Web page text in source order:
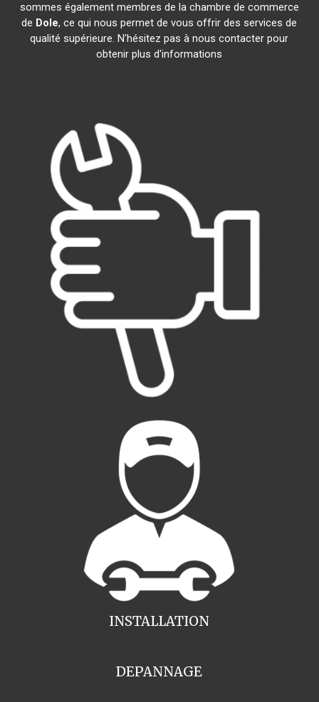
sommes également membres de la chambre de commerce
de Dole, ce qui nous permet de vous offrir des services de
qualité supérieure. N'hésitez pas à nous contacter pour
obtenir plus d'informations
INSTALLATION
DEPANNAGE